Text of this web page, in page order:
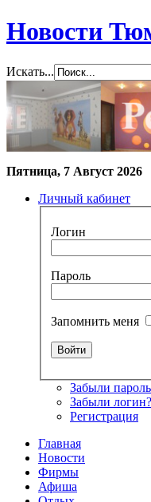
Новости
Искать...
Пятница, 7 Август 2026
Личный кабинет
Логин
Пароль
Запомнить меня
Забыли
Забыли логин?
Регистрация
Главная
Новости
Фирмы
Афиша